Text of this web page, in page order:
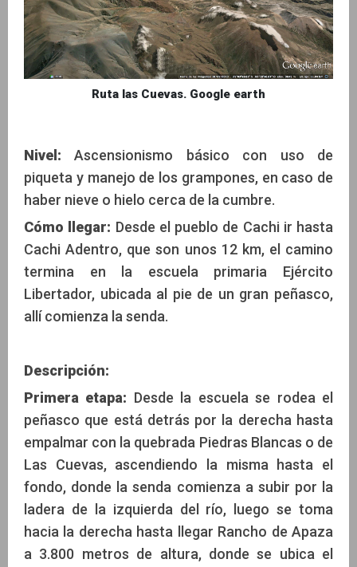
Ruta las Cuevas. Google earth
Nivel: Ascensionismo básico con uso de
piqueta y manejo de los grampones, en caso de
haber nieve o hielo cerca de la cumbre.
Cómo llegar: Desde el pueblo de Cachi ir hasta
Cachi Adentro, que son unos 12 km, el camino
termina en la escuela primaria Ejército
Libertador, ubicada al pie de un gran peñasco,
allí comienza la senda.
Descripción:
Primera etapa: Desde la escuela se rodea el
peñasco que está detrás por la derecha hasta
empalmar con la quebrada Piedras Blancas o de
Las Cuevas, ascendiendo la misma hasta el
fondo, donde la senda comienza a subir por la
ladera de la izquierda del río, luego se toma
hacia la derecha hasta llegar Rancho de Apaza
a 3.800 metros de altura, donde se ubica el